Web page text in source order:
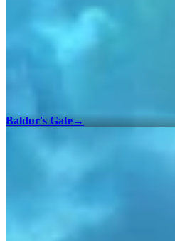
Baldur's Gate→